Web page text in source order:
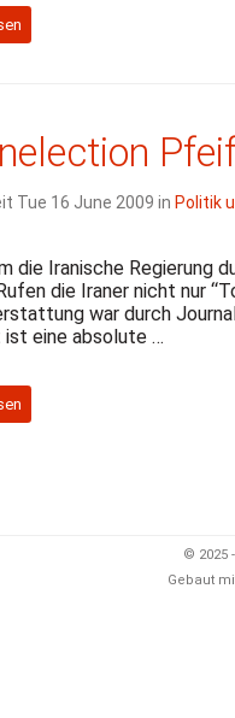
Tue 16 June 2009 in Politik
die Iranische Regierung
die Iraner nicht nur
war durch
ist eine absolute …
© 2025
Gebaut